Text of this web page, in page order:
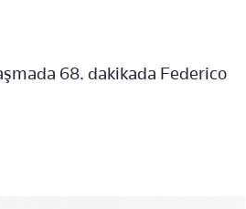
68. dakikada Federico